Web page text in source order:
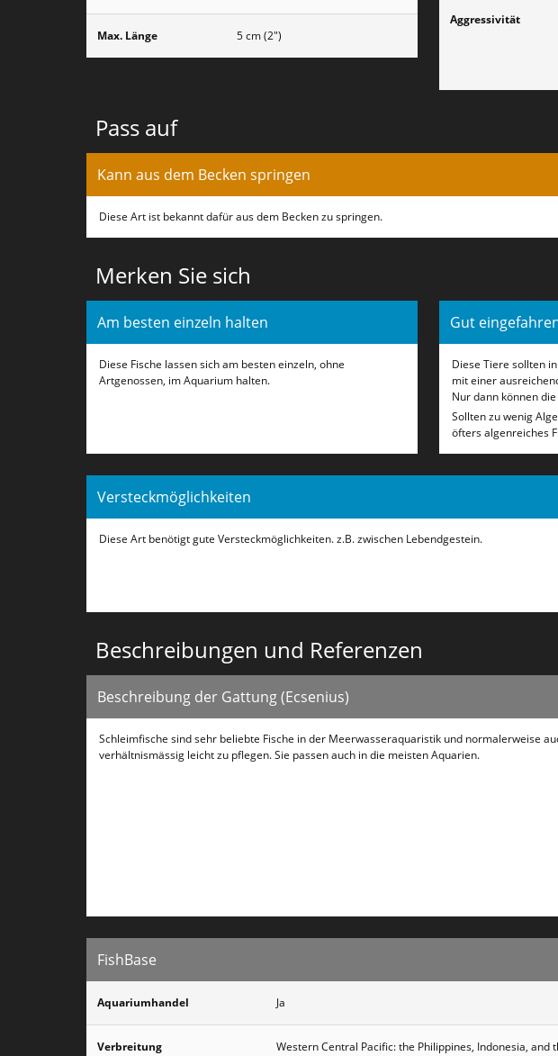
Max. Länge 5 cm (2")
Aggressivität
Pass auf
Kann aus dem Becken springen
Diese Art ist bekannt dafür aus dem Becken zu springen.
Merken Sie sich
Am besten einzeln halten
Diese Fische lassen sich am besten einzeln, ohne
Artgenossen, im Aquarium halten.
Gut
Diese Tiere sollten
mit einer
Nur dann können
Sollten zu wenig
öfters algenreiches
Versteckmöglichkeiten
Diese Art benötigt gute Versteckmöglichkeiten. z.B. zwischen Lebendgestein.
Beschreibungen und Referenzen
Beschreibung der Gattung (Ecsenius)
Schleimfische sind sehr beliebte Fische in der Meerwasseraquaristik und normalerweise
verhältnismässig leicht zu pflegen. Sie passen auch in die meisten Aquarien.
FishBase
Aquariumhandel Ja
Verbreitung
Western Central Pacific: the Philippines, Indonesia, and